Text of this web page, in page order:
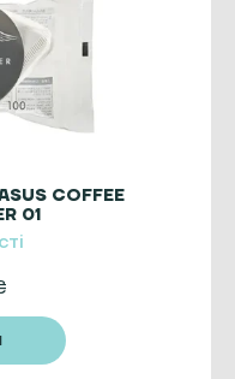
COFFEE
01